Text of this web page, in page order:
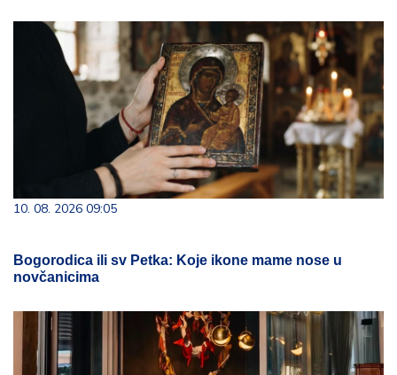
10. 08. 2026 09:05
Bogorodica ili sv Petka: Koje ikone mame nose u
novčanicima